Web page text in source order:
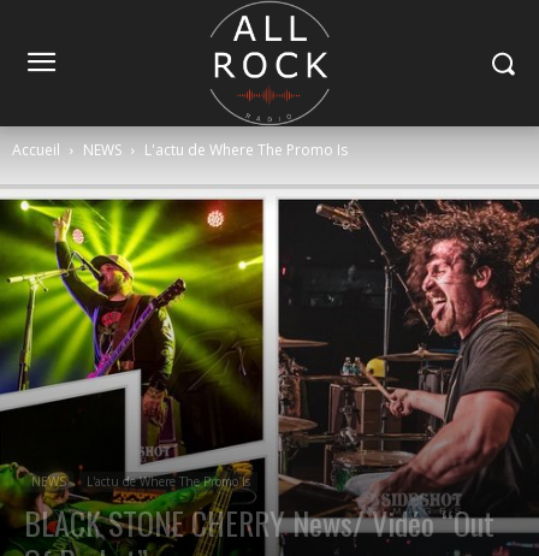
Accueil NEWS L'actu de Where The Promo Is
NEWS L'actu de Where The Promo Is
BLACK STONE CHERRY News/ Vidéo “Out